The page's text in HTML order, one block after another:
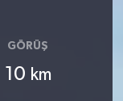
GÖRÜŞ
10 km